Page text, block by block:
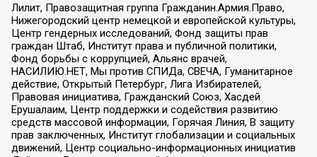
Лилит, Правозащитная группа Гражданин.Армия.Право,
Нижегородский центр немецкой и европейской культуры,
Центр гендерных исследований, Фонд защиты прав
граждан Штаб, Институт права и публичной политики,
Фонд борьбы с коррупцией, Альянс врачей,
НАСИЛИЮ.НЕТ, Мы против СПИДа, СВЕЧА, Гуманитарное
действие, Открытый Петербург, Лига Избирателей,
Правовая инициатива, Гражданский Союз, Хасдей
Ерушалаим, Центр поддержки и содействия развитию
средств массовой информации, Горячая Линия, В защиту
прав заключенных, Институт глобализации и социальных
движений, Центр социально-информационных инициатив